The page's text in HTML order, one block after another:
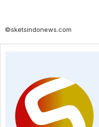
©sketsindonews.com